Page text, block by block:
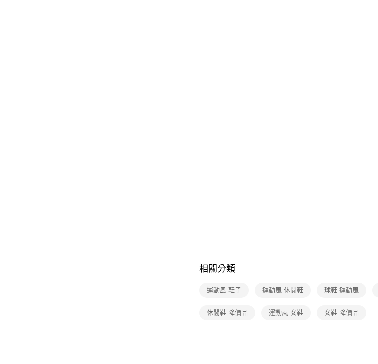
相關分類
運動風 鞋子 運動風 休閒鞋 球鞋 運動風
休閒鞋 降價品 運動風 女鞋 女鞋 降價品